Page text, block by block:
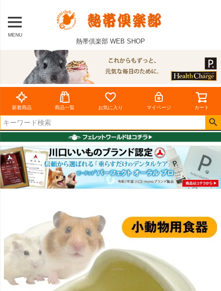
MENU
熱帯倶楽部 WEB SHOP
新着商品 商品一覧 お気に入り マイページ カート